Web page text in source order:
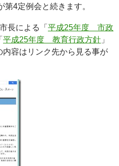
4定例会と続きます。
長による「 平成25年度 市政
平成25年度 教育行政方針 」
容はリンク先から見る事が